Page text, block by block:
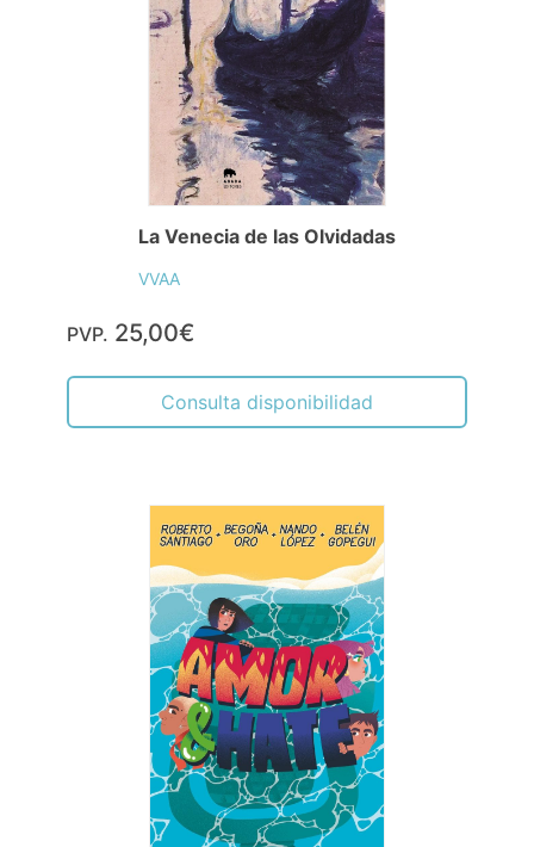
La Venecia de las Olvidadas
VVAA
PVP. 25,00€
Consulta disponibilidad